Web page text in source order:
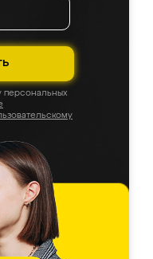
персональных